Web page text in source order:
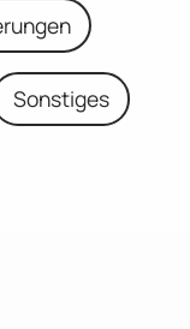
Sonstiges